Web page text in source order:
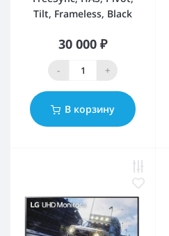
Tilt, Frameless, Black
30 000 ₽
- +
В корзину